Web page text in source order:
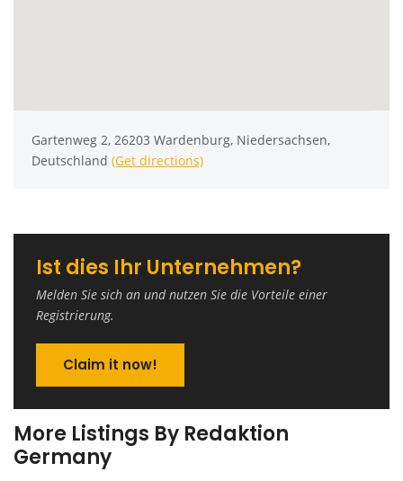
Gartenweg 2, 26203 Wardenburg, Niedersachsen,
Deutschland (Get directions)
Ist dies Ihr Unternehmen?
Melden Sie sich an und nutzen Sie die Vorteile einer
Registrierung.
Claim it now!
More Listings By Redaktion
Germany